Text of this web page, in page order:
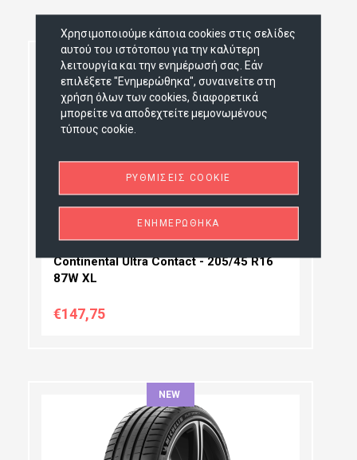
Continental Ultra Contact - 205/45 R16
87W XL
€147,75
ΠΛΆΤΟΣ:
NEW
NEW
Χρησιμοποιούμε κάποια cookies στις σελίδες
αυτού του ιστότοπου για την καλύτερη
λειτουργία και την ενημέρωσή σας. Εάν
επιλέξετε "Ενημερώθηκα", συναινείτε στη
χρήση όλων των cookies, διαφορετικά
μπορείτε να αποδεχτείτε μεμονωμένους
τύπους cookie.
ΡΥΘΜΊΣΕΙΣ COOKIE
ΕΝΗΜΕΡΏΘΗΚΑ